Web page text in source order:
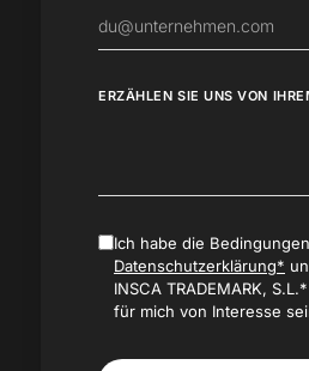
ERZÄHLEN SIE UNS VON
Ich habe die
Datenschutzerklärung*
INSCA TRADEMARK,
für mich von Interesse